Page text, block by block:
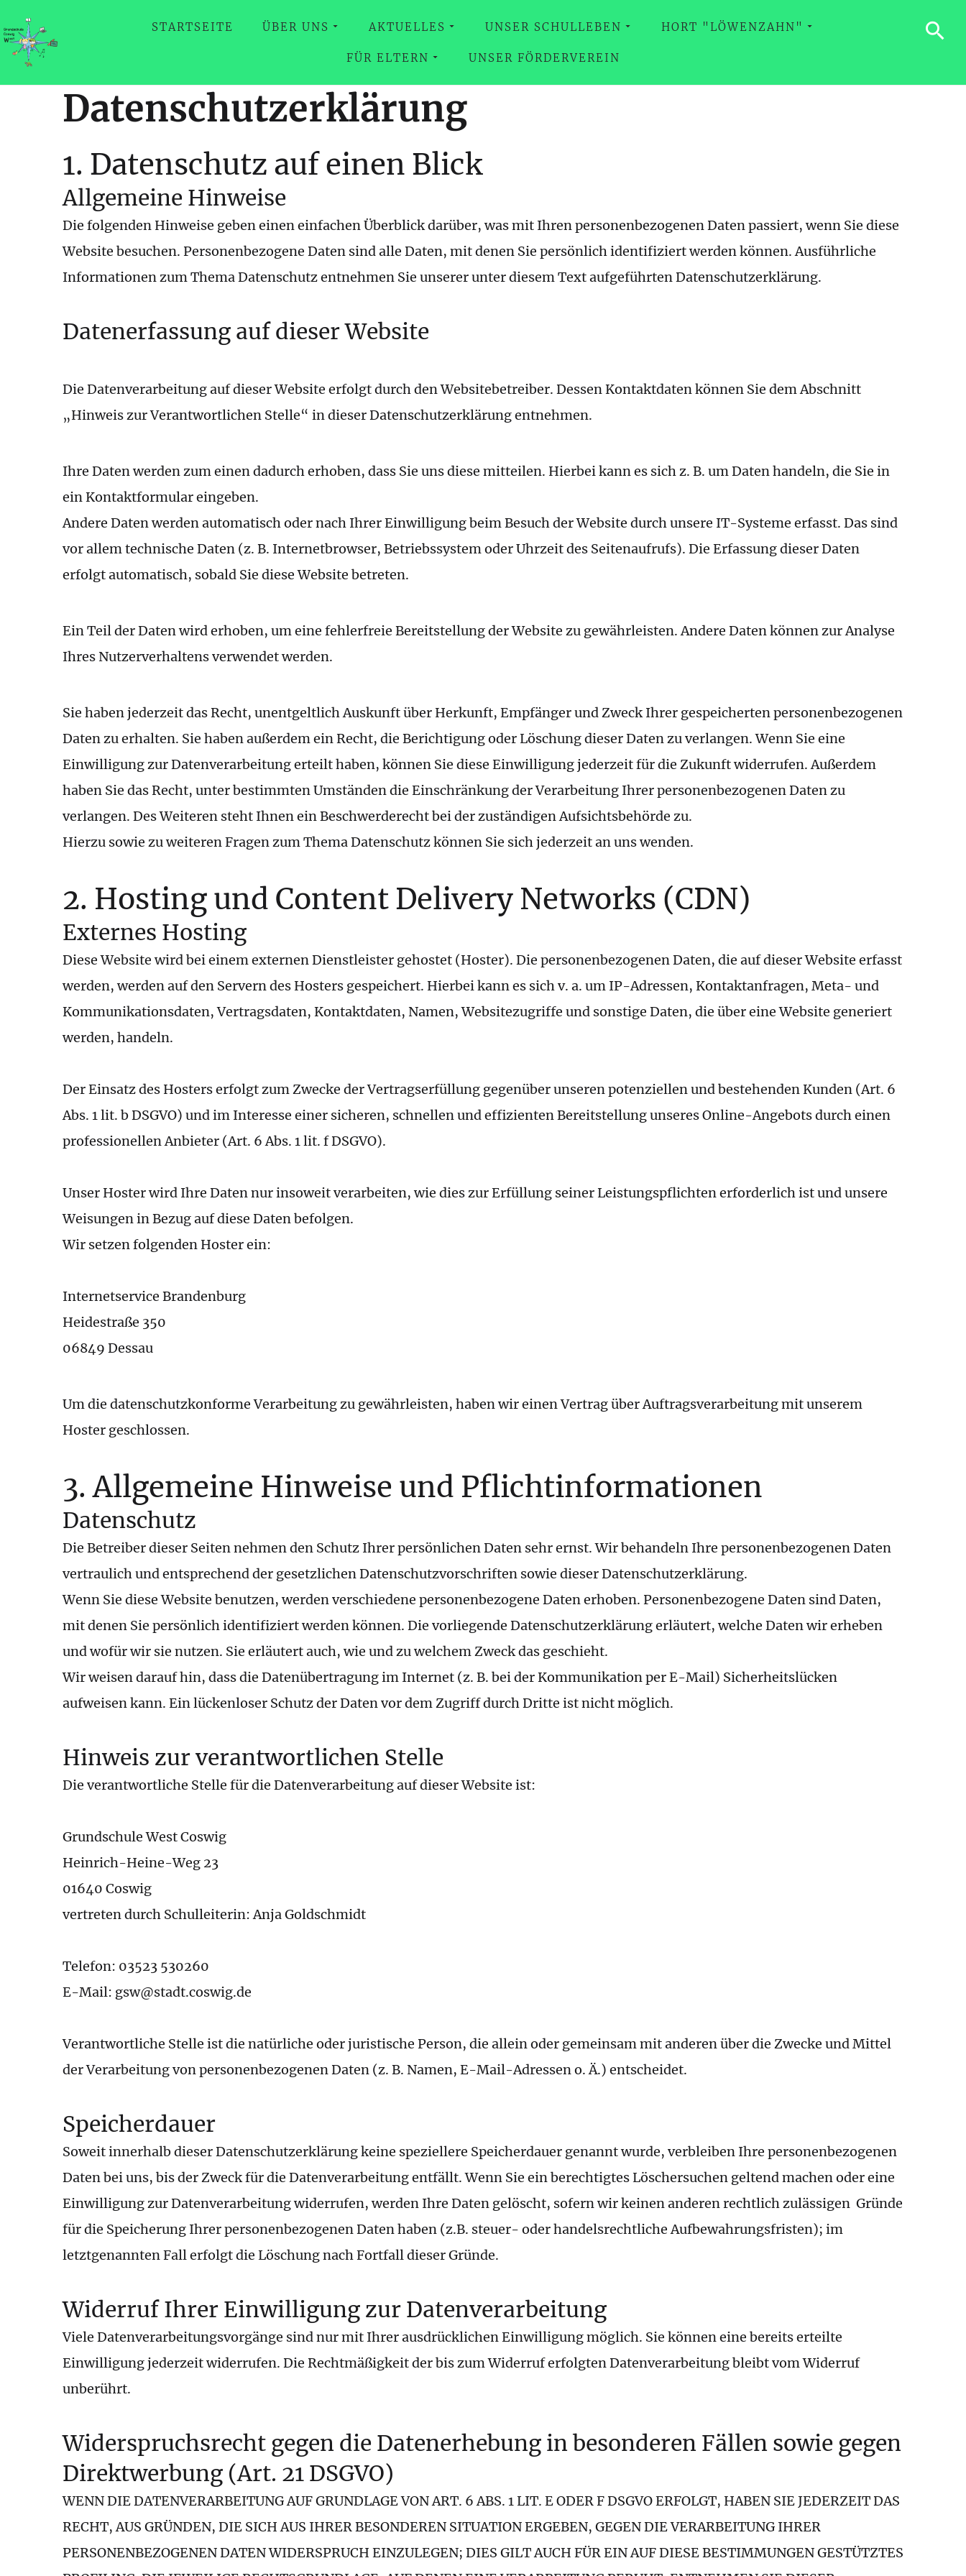
STARTSEITE ÜBER UNS AKTUELLES UNSER SCHULLEBEN HORT "LÖWENZAHN"
FÜR ELTERN UNSER FÖRDERVEREIN
Datenschutz­erklärung
1. Datenschutz auf einen Blick
Allgemeine Hinweise
Die folgenden Hinweise geben einen einfachen Überblick darüber, was mit Ihren personenbezogenen Daten passiert, wenn Sie diese
Website besuchen. Personenbezogene Daten sind alle Daten, mit denen Sie persönlich identifiziert werden können. Ausführliche
Informationen zum Thema Datenschutz entnehmen Sie unserer unter diesem Text aufgeführten Datenschutzerklärung.
Datenerfassung auf dieser Website
Die Datenverarbeitung auf dieser Website erfolgt durch den Websitebetreiber. Dessen Kontaktdaten können Sie dem Abschnitt
„Hinweis zur Verantwortlichen Stelle“ in dieser Datenschutzerklärung entnehmen.
Ihre Daten werden zum einen dadurch erhoben, dass Sie uns diese mitteilen. Hierbei kann es sich z. B. um Daten handeln, die Sie in
ein Kontaktformular eingeben.
Andere Daten werden automatisch oder nach Ihrer Einwilligung beim Besuch der Website durch unsere IT-Systeme erfasst. Das sind
vor allem technische Daten (z. B. Internetbrowser, Betriebssystem oder Uhrzeit des Seitenaufrufs). Die Erfassung dieser Daten
erfolgt automatisch, sobald Sie diese Website betreten.
Ein Teil der Daten wird erhoben, um eine fehlerfreie Bereitstellung der Website zu gewährleisten. Andere Daten können zur Analyse
Ihres Nutzerverhaltens verwendet werden.
Sie haben jederzeit das Recht, unentgeltlich Auskunft über Herkunft, Empfänger und Zweck Ihrer gespeicherten personenbezogenen
Daten zu erhalten. Sie haben außerdem ein Recht, die Berichtigung oder Löschung dieser Daten zu verlangen. Wenn Sie eine
Einwilligung zur Datenverarbeitung erteilt haben, können Sie diese Einwilligung jederzeit für die Zukunft widerrufen. Außerdem
haben Sie das Recht, unter bestimmten Umständen die Einschränkung der Verarbeitung Ihrer personenbezogenen Daten zu
verlangen. Des Weiteren steht Ihnen ein Beschwerderecht bei der zuständigen Aufsichtsbehörde zu.
Hierzu sowie zu weiteren Fragen zum Thema Datenschutz können Sie sich jederzeit an uns wenden.
2. Hosting und Content Delivery Networks (CDN)
Externes Hosting
Diese Website wird bei einem externen Dienstleister gehostet (Hoster). Die personenbezogenen Daten, die auf dieser Website erfasst
werden, werden auf den Servern des Hosters gespeichert. Hierbei kann es sich v. a. um IP-Adressen, Kontaktanfragen, Meta- und
Kommunikationsdaten, Vertragsdaten, Kontaktdaten, Namen, Websitezugriffe und sonstige Daten, die über eine Website generiert
werden, handeln.
Der Einsatz des Hosters erfolgt zum Zwecke der Vertragserfüllung gegenüber unseren potenziellen und bestehenden Kunden (Art. 6
Abs. 1 lit. b DSGVO) und im Interesse einer sicheren, schnellen und effizienten Bereitstellung unseres Online-Angebots durch einen
professionellen Anbieter (Art. 6 Abs. 1 lit. f DSGVO).
Unser Hoster wird Ihre Daten nur insoweit verarbeiten, wie dies zur Erfüllung seiner Leistungspflichten erforderlich ist und unsere
Weisungen in Bezug auf diese Daten befolgen.
Wir setzen folgenden Hoster ein:
Internetservice Brandenburg
Heidestraße 350
06849 Dessau
Um die datenschutzkonforme Verarbeitung zu gewährleisten, haben wir einen Vertrag über Auftragsverarbeitung mit unserem
Hoster geschlossen.
3. Allgemeine Hinweise und Pflicht­informationen
Datenschutz
Die Betreiber dieser Seiten nehmen den Schutz Ihrer persönlichen Daten sehr ernst. Wir behandeln Ihre personenbezogenen Daten
vertraulich und entsprechend der gesetzlichen Datenschutzvorschriften sowie dieser Datenschutzerklärung.
Wenn Sie diese Website benutzen, werden verschiedene personenbezogene Daten erhoben. Personenbezogene Daten sind Daten,
mit denen Sie persönlich identifiziert werden können. Die vorliegende Datenschutzerklärung erläutert, welche Daten wir erheben
und wofür wir sie nutzen. Sie erläutert auch, wie und zu welchem Zweck das geschieht.
Wir weisen darauf hin, dass die Datenübertragung im Internet (z. B. bei der Kommunikation per E-Mail) Sicherheitslücken
aufweisen kann. Ein lückenloser Schutz der Daten vor dem Zugriff durch Dritte ist nicht möglich.
Hinweis zur verantwortlichen Stelle
Die verantwortliche Stelle für die Datenverarbeitung auf dieser Website ist:
Grundschule West Coswig
Heinrich-Heine-Weg 23
01640 Coswig
vertreten durch Schulleiterin: Anja Goldschmidt
Telefon: 03523 530260
E-Mail: gsw@stadt.coswig.de
Verantwortliche Stelle ist die natürliche oder juristische Person, die allein oder gemeinsam mit anderen über die Zwecke und Mittel
der Verarbeitung von personenbezogenen Daten (z. B. Namen, E-Mail-Adressen o. Ä.) entscheidet.
Speicherdauer
Soweit innerhalb dieser Datenschutzerklärung keine speziellere Speicherdauer genannt wurde, verbleiben Ihre personenbezogenen
Daten bei uns, bis der Zweck für die Datenverarbeitung entfällt. Wenn Sie ein berechtigtes Löschersuchen geltend machen oder eine
Einwilligung zur Datenverarbeitung widerrufen, werden Ihre Daten gelöscht, sofern wir keinen anderen rechtlich zulässigen Gründe
für die Speicherung Ihrer personenbezogenen Daten haben (z.B. steuer- oder handelsrechtliche Aufbewahrungsfristen); im
letztgenannten Fall erfolgt die Löschung nach Fortfall dieser Gründe.
Widerruf Ihrer Einwilligung zur Datenverarbeitung
Viele Datenverarbeitungsvorgänge sind nur mit Ihrer ausdrücklichen Einwilligung möglich. Sie können eine bereits erteilte
Einwilligung jederzeit widerrufen. Die Rechtmäßigkeit der bis zum Widerruf erfolgten Datenverarbeitung bleibt vom Widerruf
unberührt.
Widerspruchsrecht gegen die Datenerhebung in besonderen Fällen sowie gegen
Direktwerbung (Art. 21 DSGVO)
WENN DIE DATENVERARBEITUNG AUF GRUNDLAGE VON ART. 6 ABS. 1 LIT. E ODER F DSGVO ERFOLGT, HABEN SIE JEDERZEIT DAS
RECHT, AUS GRÜNDEN, DIE SICH AUS IHRER BESONDEREN SITUATION ERGEBEN, GEGEN DIE VERARBEITUNG IHRER
PERSONENBEZOGENEN DATEN WIDERSPRUCH EINZULEGEN; DIES GILT AUCH FÜR EIN AUF DIESE BESTIMMUNGEN GESTÜTZTES